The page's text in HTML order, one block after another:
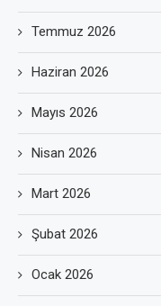
Temmuz 2026
Haziran 2026
Mayıs 2026
Nisan 2026
Mart 2026
Şubat 2026
Ocak 2026